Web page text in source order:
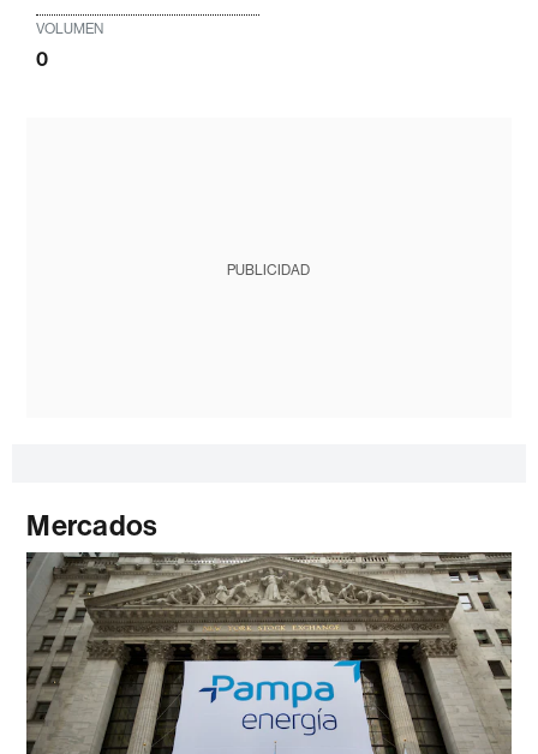
VOLUMEN
0
PUBLICIDAD
Mercados